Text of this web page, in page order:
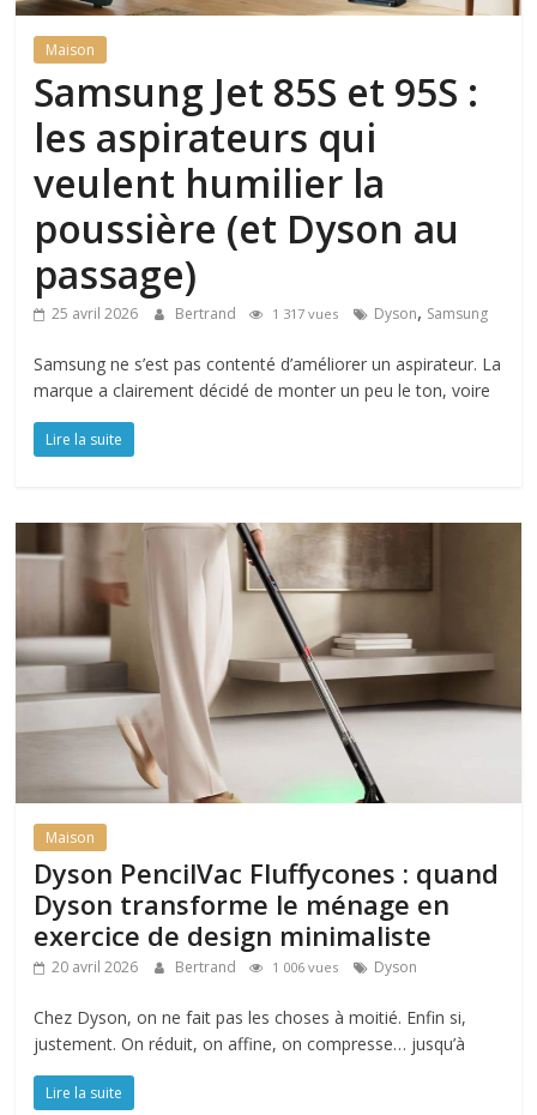
Maison
Samsung Jet 85S et 95S :
les aspirateurs qui
veulent humilier la
poussière (et Dyson au
passage)
25 avril 2026 Bertrand 1 317 vues Dyson, Samsung
Samsung ne s’est pas contenté d’améliorer un aspirateur. La
marque a clairement décidé de monter un peu le ton, voire
Lire la suite
Maison
Dyson PencilVac Fluffycones : quand
Dyson transforme le ménage en
exercice de design minimaliste
20 avril 2026 Bertrand 1 006 vues Dyson
Chez Dyson, on ne fait pas les choses à moitié. Enfin si,
justement. On réduit, on affine, on compresse… jusqu’à
Lire la suite